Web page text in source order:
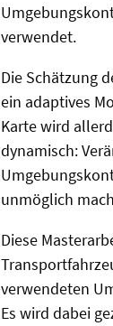
verwendet.
Die Schätzung
ein adaptives
Karte wird
dynamisch:
unmöglich
Diese
verwendeten
Es wird dabei